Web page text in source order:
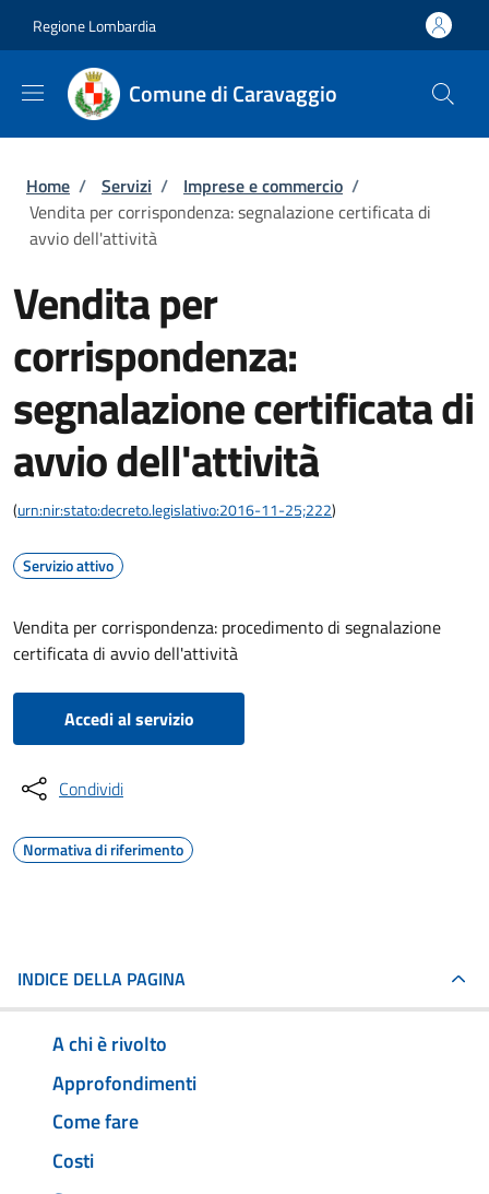
Regione Lombardia
Comune di Caravaggio
Briciole di pane
Home / Servizi / Imprese e commercio /
Vendita per corrispondenza: segnalazione certificata di
avvio dell'attività
Vendita per
corrispondenza:
segnalazione certificata di
avvio dell'attività
(urn:nir:stato:decreto.legislativo:2016-11-25;222)
Servizio attivo
Vendita per corrispondenza: procedimento di segnalazione
certificata di avvio dell'attività
Accedi al servizio
Condividi
Normativa di riferimento
INDICE DELLA PAGINA
A chi è rivolto
Approfondimenti
Come fare
Costi